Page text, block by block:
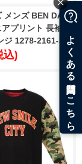
メンズ BEN DAVIS
プリント 長袖 T
ジ 1278-2161-3 3L
込)